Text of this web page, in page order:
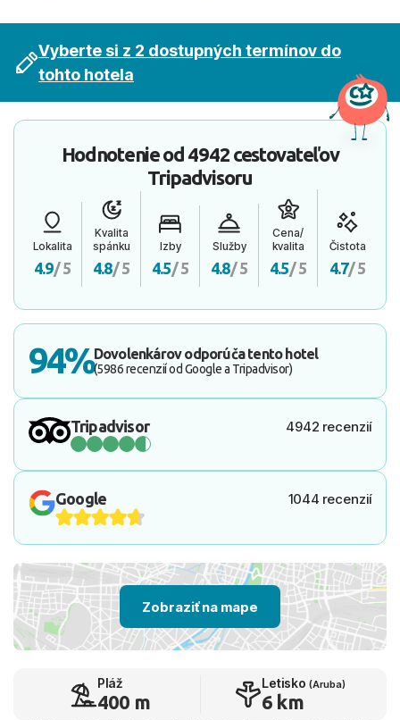
Vyberte si z 2 dostupných termínov do
tohto hotela
Hodnotenie od 4942 cestovateľov
Tripadvisoru
Lokalita
4.9/ 5
Kvalita
spánku
4.8/ 5
Izby
4.5/ 5
Služby
4.8/ 5
Cena/
kvalita
4.5/ 5
Čistota
4.7/ 5
94%Dovolenkárov odporúča tento hotel
(5986 recenzií od Google a Tripadvisor)
Tripadvisor 4942 recenzií
Google 1044 recenzií
Zobraziť na mape
Pláž
400 m
Letisko (Aruba)
6 km